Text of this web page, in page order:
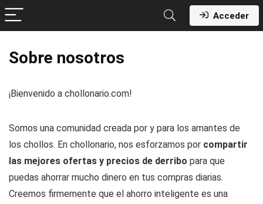
Acceder
Sobre nosotros
¡Bienvenido a chollonario.com!
Somos una comunidad creada por y para los amantes de
los chollos. En chollonario, nos esforzamos por compartir
las mejores ofertas y precios de derribo para que
puedas ahorrar mucho dinero en tus compras diarias.
Creemos firmemente que el ahorro inteligente es una